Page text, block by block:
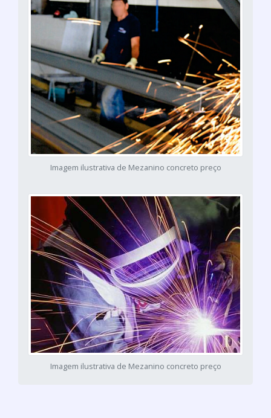
Imagem ilustrativa de Mezanino concreto preço
Imagem ilustrativa de Mezanino concreto preço